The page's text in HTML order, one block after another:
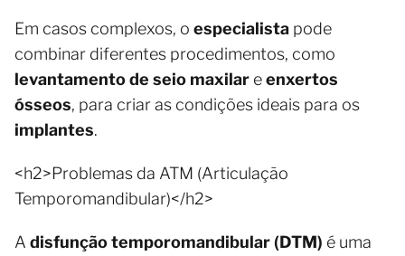
Em casos complexos, o especialista pode
combinar diferentes procedimentos, como
levantamento de seio maxilar eenxertos
ósseos, para criar as condições ideais para os
implantes.
<h2>Problemas da ATM (Articulação
Temporomandibular)</h2>
A disfunção temporomandibular (DTM) é uma